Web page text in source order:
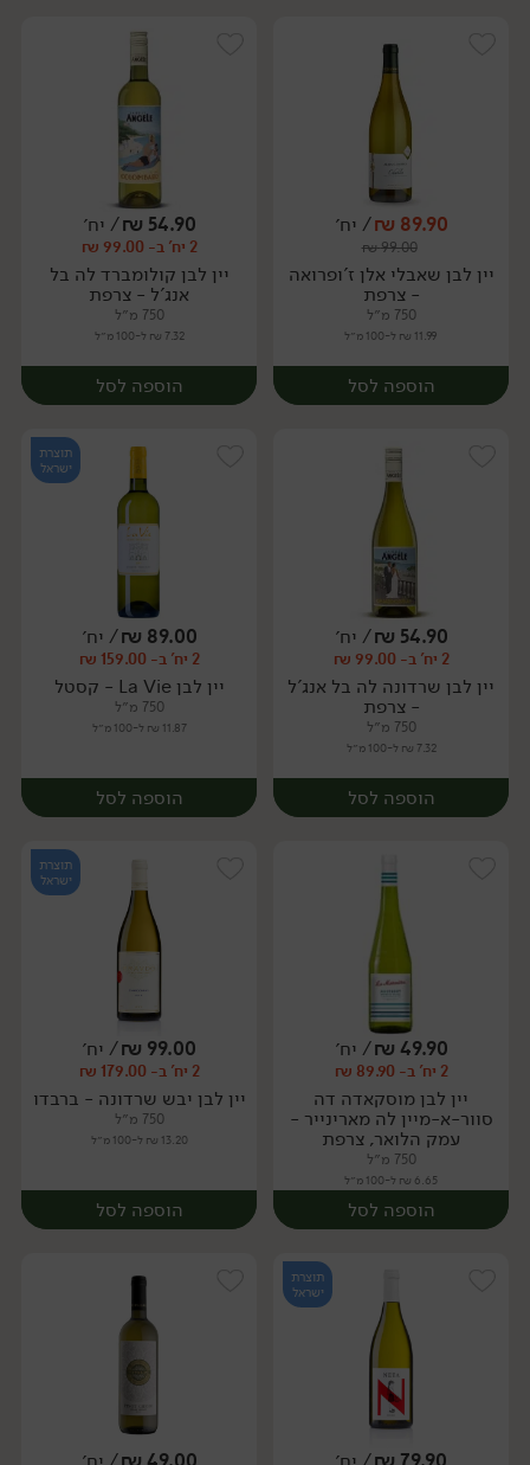
יח׳ יח׳
89.90
₪/ יח׳
99.00
₪
יין לבן שאבלי אלן ז'ופרואה
- צרפת
750 מ״ל
11.99 ₪ ל-100 מ״ל
הוספה לסל
יח׳
54.90
₪/ יח׳
2 יח' ב- 99.00 ₪
יין לבן קולומברד לה בל
אנג'ל - צרפת
750 מ״ל
7.32 ₪ ל-100 מ״ל
הוספה לסל
יח׳
54.90
₪/ יח׳
2 יח' ב- 99.00 ₪
יין לבן שרדונה לה בל אנג'ל
- צרפת
750 מ״ל
7.32 ₪ ל-100 מ״ל
הוספה לסל
יח׳
תוצרת
ישראל
89.00
₪/ יח׳
2 יח' ב- 159.00 ₪
יין לבן La Vie - קסטל
750 מ״ל
11.87 ₪ ל-100 מ״ל
הוספה לסל
יח׳
49.90
₪/ יח׳
2 יח' ב- 89.90 ₪
יין לבן מוסקאדה דה
סוור-א-מיין לה מארינייר -
עמק הלואר, צרפת
750 מ״ל
6.65 ₪ ל-100 מ״ל
הוספה לסל
תוצרת
ישראל
99.00
₪/ יח׳
2 יח' ב- 179.00 ₪
יין לבן יבש שרדונה - ברבדו
750 מ״ל
13.20 ₪ ל-100 מ״ל
הוספה לסל
תוצרת
ישראל